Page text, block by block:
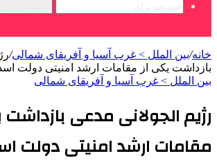
خانه/بین الملل > غرب آسیا و آفریقای شمالی/
بازداشت یکی از مقامات ارشد امنیتی دولت
بین الملل > غرب آسیا و آفریقای شمالی
رژیم الجولانی مدعی
مقامات ارشد امنیتی دولت